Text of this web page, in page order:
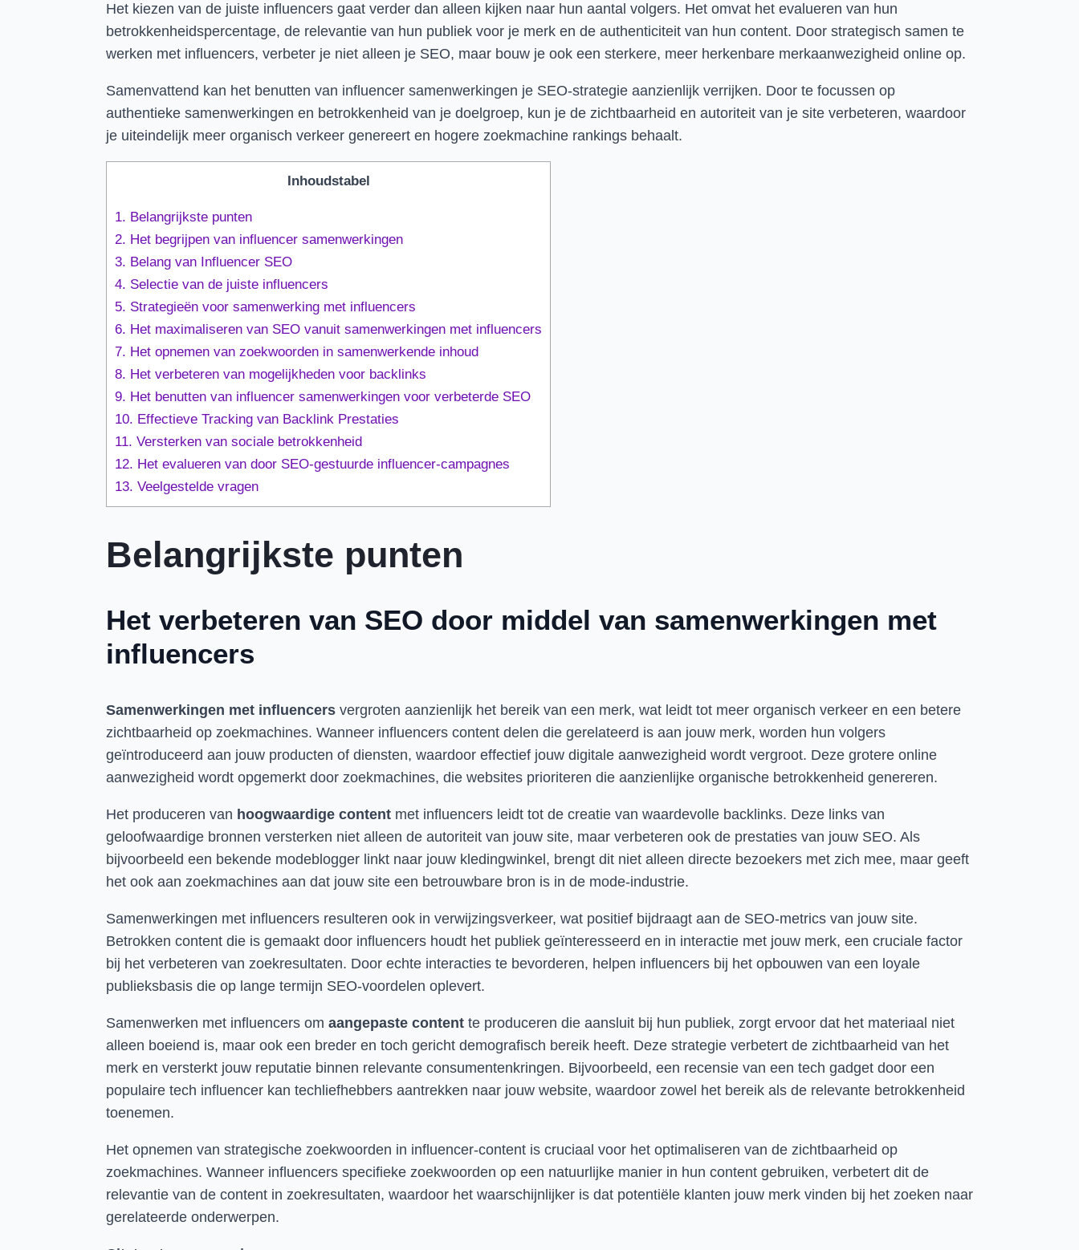
Het kiezen van de juiste influencers gaat verder dan alleen kijken naar hun aantal volgers. Het omvat het evalueren van hun
betrokkenheidspercentage, de relevantie van hun publiek voor je merk en de authenticiteit van hun content. Door strategisch samen te
werken met influencers, verbeter je niet alleen je SEO, maar bouw je ook een sterkere, meer herkenbare merkaanwezigheid online op.
Samenvattend kan het benutten van influencer samenwerkingen je SEO-strategie aanzienlijk verrijken. Door te focussen op
authentieke samenwerkingen en betrokkenheid van je doelgroep, kun je de zichtbaarheid en autoriteit van je site verbeteren, waardoor
je uiteindelijk meer organisch verkeer genereert en hogere zoekmachine rankings behaalt.
Inhoudstabel
1. Belangrijkste punten
2. Het begrijpen van influencer samenwerkingen
3. Belang van Influencer SEO
4. Selectie van de juiste influencers
5. Strategieën voor samenwerking met influencers
6. Het maximaliseren van SEO vanuit samenwerkingen met influencers
7. Het opnemen van zoekwoorden in samenwerkende inhoud
8. Het verbeteren van mogelijkheden voor backlinks
9. Het benutten van influencer samenwerkingen voor verbeterde SEO
10. Effectieve Tracking van Backlink Prestaties
11. Versterken van sociale betrokkenheid
12. Het evalueren van door SEO-gestuurde influencer-campagnes
13. Veelgestelde vragen
Belangrijkste punten
Het verbeteren van SEO door middel van samenwerkingen met
influencers
Samenwerkingen met influencers vergroten aanzienlijk het bereik van een merk, wat leidt tot meer organisch verkeer en een betere
zichtbaarheid op zoekmachines. Wanneer influencers content delen die gerelateerd is aan jouw merk, worden hun volgers
geïntroduceerd aan jouw producten of diensten, waardoor effectief jouw digitale aanwezigheid wordt vergroot. Deze grotere online
aanwezigheid wordt opgemerkt door zoekmachines, die websites prioriteren die aanzienlijke organische betrokkenheid genereren.
Het produceren van hoogwaardige content met influencers leidt tot de creatie van waardevolle backlinks. Deze links van
geloofwaardige bronnen versterken niet alleen de autoriteit van jouw site, maar verbeteren ook de prestaties van jouw SEO. Als
bijvoorbeeld een bekende modeblogger linkt naar jouw kledingwinkel, brengt dit niet alleen directe bezoekers met zich mee, maar geeft
het ook aan zoekmachines aan dat jouw site een betrouwbare bron is in de mode-industrie.
Samenwerkingen met influencers resulteren ook in verwijzingsverkeer, wat positief bijdraagt aan de SEO-metrics van jouw site.
Betrokken content die is gemaakt door influencers houdt het publiek geïnteresseerd en in interactie met jouw merk, een cruciale factor
bij het verbeteren van zoekresultaten. Door echte interacties te bevorderen, helpen influencers bij het opbouwen van een loyale
publieksbasis die op lange termijn SEO-voordelen oplevert.
Samenwerken met influencers om aangepaste content te produceren die aansluit bij hun publiek, zorgt ervoor dat het materiaal niet
alleen boeiend is, maar ook een breder en toch gericht demografisch bereik heeft. Deze strategie verbetert de zichtbaarheid van het
merk en versterkt jouw reputatie binnen relevante consumentenkringen. Bijvoorbeeld, een recensie van een tech gadget door een
populaire tech influencer kan techliefhebbers aantrekken naar jouw website, waardoor zowel het bereik als de relevante betrokkenheid
toenemen.
Het opnemen van strategische zoekwoorden in influencer-content is cruciaal voor het optimaliseren van de zichtbaarheid op
zoekmachines. Wanneer influencers specifieke zoekwoorden op een natuurlijke manier in hun content gebruiken, verbetert dit de
relevantie van de content in zoekresultaten, waardoor het waarschijnlijker is dat potentiële klanten jouw merk vinden bij het zoeken naar
gerelateerde onderwerpen.